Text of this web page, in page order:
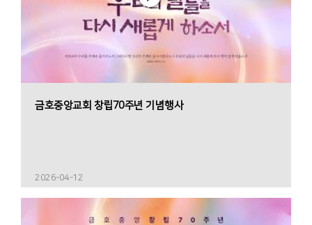
금호중앙교회 창립70주년 기념행사
2026-04-12